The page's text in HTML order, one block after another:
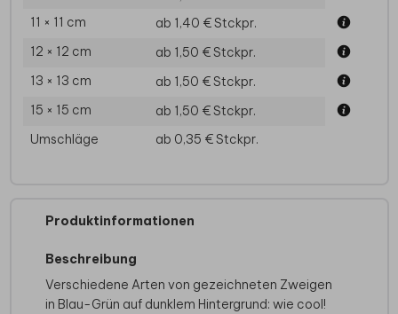
11 × 11 cm
ab 1,40 €Stckpr.
12 × 12 cm
ab 1,50 €Stckpr.
13 × 13 cm
ab 1,50 €Stckpr.
15 × 15 cm
ab 1,50 €Stckpr.
Umschläge
ab 0,35 €Stckpr.
Produktinformationen
Beschreibung
Verschiedene Arten von gezeichneten Zweigen
in Blau-Grün auf dunklem Hintergrund: wie cool!